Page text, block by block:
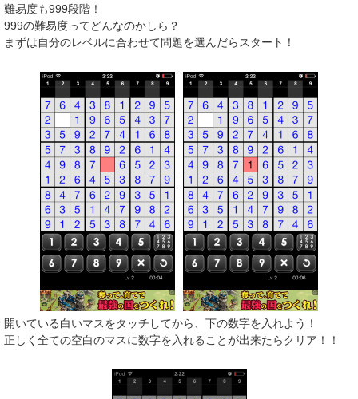
難易度も999段階！
999の難易度ってどんなのかしら？
まずは自分のレベルに合わせて問題を選んだらスタート！
開いている白いマスをタッチしてから、下の数字を入れよう！
正しく全ての空白のマスに数字を入れることが出来たらクリア！！